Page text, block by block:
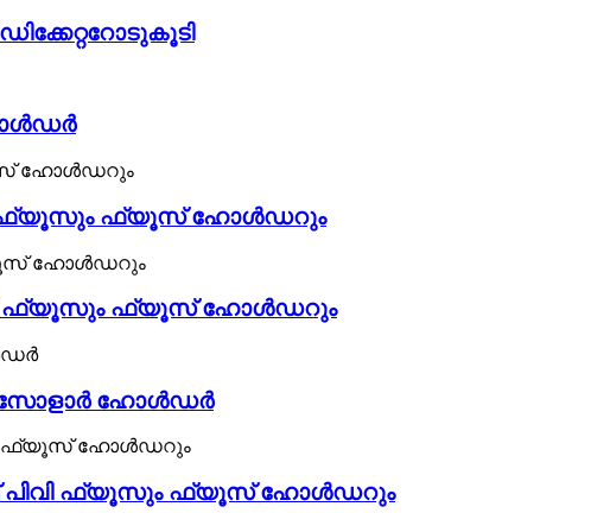
പിവി ഫ്യൂസും ഫ്യൂസ് ഹോൾഡറും
പിവി ഫ്യൂസും ഫ്യൂസ് ഹോൾഡറും
സോളാർ ഹോൾഡർ
പിവി ഫ്യൂസും ഫ്യൂസ് ഹോൾഡറും